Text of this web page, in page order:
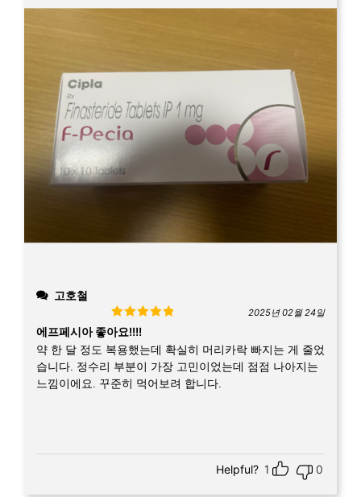
고호철
Rated
of 5
2025년 02월 24일
에프페시아 좋아요!!!!
약 한 달 정도 복용했는데 확실히 머리카락 빠지는 게 줄었
습니다. 정수리 부분이 가장 고민이었는데 점점 나아지는
느낌이에요. 꾸준히 먹어보려 합니다.
Helpful? 1 0